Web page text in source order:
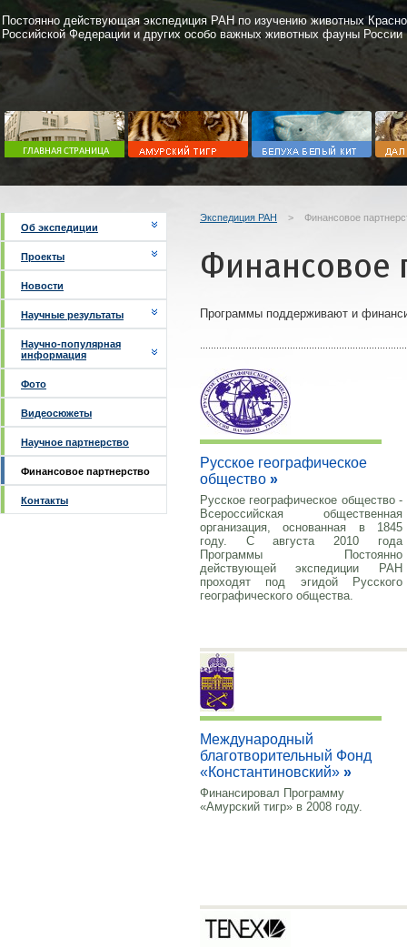
Постоянно действующая экспедиция РАН по изучению животных
Российской Федерации и других особо важных животных фауны России
Об экспедиции
Проекты
Новости
Научные результаты
Научно-популярная
информация
Фото
Видеосюжеты
Научное партнерство
Финансовое партнерство
Контакты
Экспедиция РАН > Финансовое
Финансовое
Программы поддерживают и
Русское географическое
общество »
Русское географическое общество -
Всероссийская общественная
организация, основанная в 1845
году. С августа 2010 года
Программы Постоянно
действующей экспедиции РАН
проходят под эгидой Русского
географического общества.
Международный
благотворительный Фонд
«Константиновский» »
Финансировал Программу
«Амурский тигр» в 2008 году.